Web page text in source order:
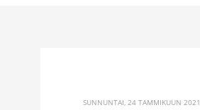
SUNNUNTAI, 24 TAMMIKUUN 2021